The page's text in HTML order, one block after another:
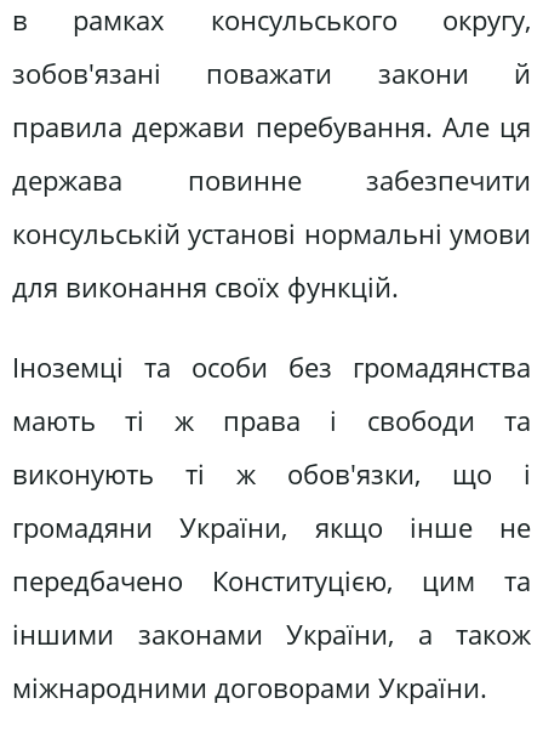
в рамках консульського округу,
зобов'язані поважати закони й
правила держави перебування. Але ця
держава повинне забезпечити
консульській установі нормальні умови
для виконання своїх функцій.
Іноземці та особи без громадянства
мають ті ж права і свободи та
виконують ті ж обов'язки, що і
громадяни України, якщо інше не
передбачено Конституцією, цим та
іншими законами України, а також
міжнародними договорами України.